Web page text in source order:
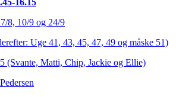
16.15
8, 10/9 og 24/9
Uge 41, 43, 45, 47, 49 og måske 51)
(Svante, Matti, Chip, Jackie og Ellie)